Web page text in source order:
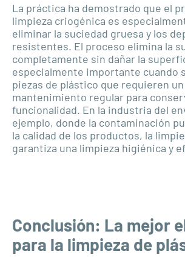
La práctica ha demostrado que el
limpieza criogénica es
eliminar la suciedad gruesa y los
resistentes. El proceso elimina la
completamente sin dañar la
especialmente importante cuando
piezas de plástico que requieren un
mantenimiento regular para
funcionalidad. En la industria del
ejemplo, donde la contaminación
la calidad de los productos, la
garantiza una limpieza higiénica y
Conclusión: La mejor
para la limpieza de